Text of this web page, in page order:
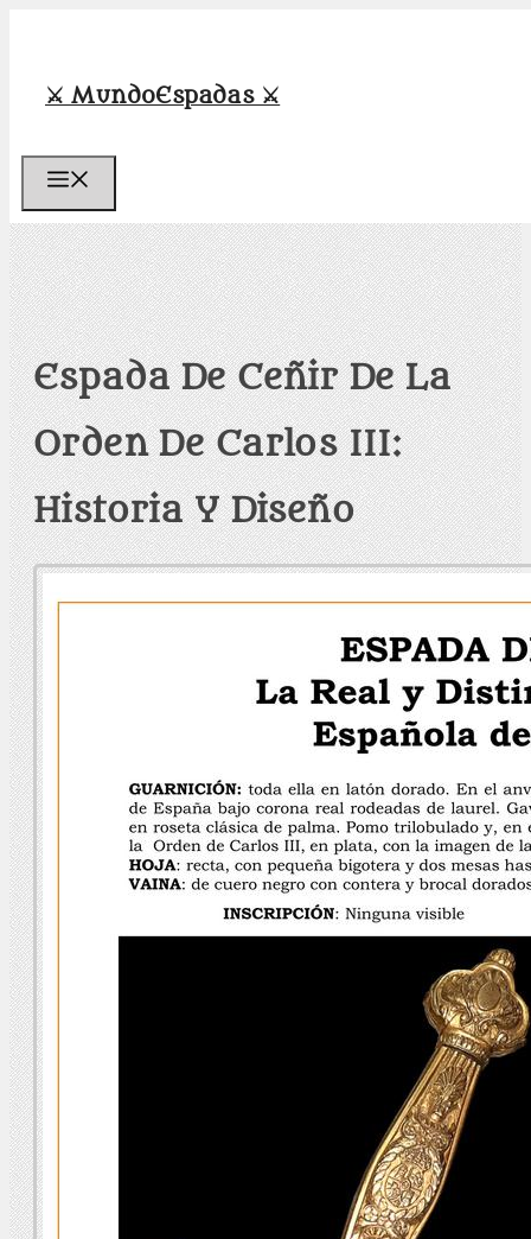
contenido
⚔️ MundoEspadas ⚔️
Espada De Ceñir De La
Orden De Carlos III:
Historia Y Diseño